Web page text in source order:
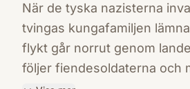
När de tyska nazisterna
tvingas kungafamiljen
flykt går norrut genom
följer fiendesoldaterna och